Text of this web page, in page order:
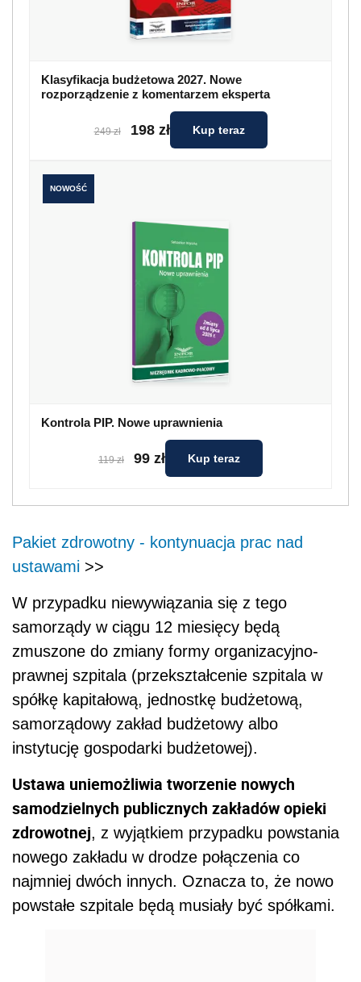
Klasyfikacja budżetowa 2027. Nowe
rozporządzenie z komentarzem eksperta
249 zł 198 zł Kup teraz
NOWOŚĆ
Kontrola PIP. Nowe uprawnienia
119 zł 99 zł Kup teraz
Pakiet zdrowotny - kontynuacja prac nad
ustawami >>
W przypadku niewywiązania się z tego
samorządy w ciągu 12 miesięcy będą
zmuszone do zmiany formy organizacyjno-
prawnej szpitala (przekształcenie szpitala w
spółkę kapitałową, jednostkę budżetową,
samorządowy zakład budżetowy albo
instytucję gospodarki budżetowej).
Ustawa uniemożliwia tworzenie nowych
samodzielnych publicznych zakładów opieki
zdrowotnej, z wyjątkiem przypadku powstania
nowego zakładu w drodze połączenia co
najmniej dwóch innych. Oznacza to, że nowo
powstałe szpitale będą musiały być spółkami.